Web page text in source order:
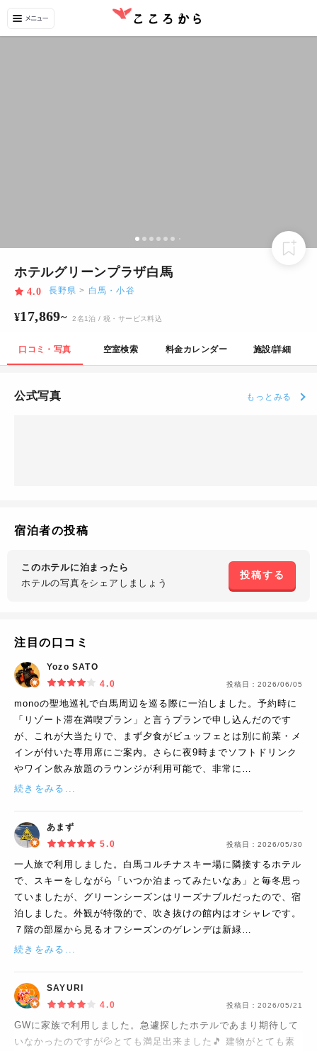
ホテルグリーンプラザ白馬
4.0 長野県 > 白馬・小谷
¥17,869~ 2名1泊 / 税・サービス料込
口コミ・写真 空室検索 料金カレンダー 施設/詳細
公式写真 もっとみる
宿泊者の投稿
このホテルに泊まったら
ホテルの写真をシェアしましょう
投稿する
注目の口コミ
Yozo SATO
4.0
投稿日： 2026/06/05
monoの聖地巡礼で白馬周辺を巡る際に一泊しました。予約時に
「リゾート滞在満喫プラン」と言うプランで申し込んだのです
が、これが大当たりで、まず夕食がビュッフェとは別に前菜・メ
インが付いた専用席にご案内。さらに夜9時までソフトドリンク
やワイン飲み放題のラウンジが利用可能で、非常に…
続きをみる...
あまず
5.0
投稿日： 2026/05/30
一人旅で利用しました。白馬コルチナスキー場に隣接するホテル
で、スキーをしながら「いつか泊まってみたいなあ」と毎冬思っ
ていましたが、グリーンシーズンはリーズナブルだったので、宿
泊しました。外観が特徴的で、吹き抜けの館内はオシャレです。
７階の部屋から見るオフシーズンのゲレンデは新緑…
続きをみる...
SAYURI
4.0
投稿日： 2026/05/21
GWに家族で利用しました。急遽探したホテルであまり期待して
いなかったのですが💦とても満足出来ました🎵 建物がとても素